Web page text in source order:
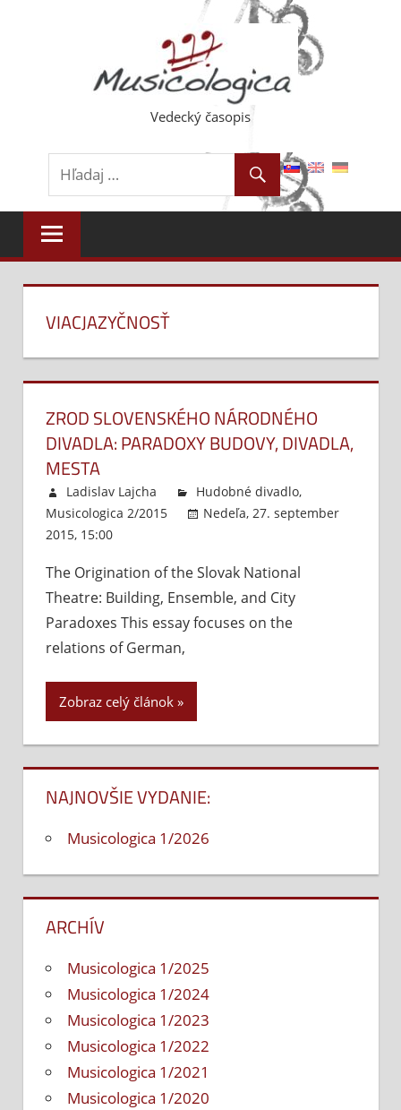
Vedecký časopis
VIACJAZYČNOSŤ
ZROD SLOVENSKÉHO NÁRODNÉHO
DIVADLA: PARADOXY BUDOVY, DIVADLA,
MESTA
Ladislav Lajcha Hudobné divadlo,
Musicologica 2/2015
Nedeľa, 27. september
2015, 15:00
Slovenského
národného
divadla:
The Origination of the Slovak National
Theatre: Building, Ensemble, and City
Paradoxes This essay focuses on the
relations of German,
Zobraz celý článok
NAJNOVŠIE VYDANIE:
Musicologica 1/2026
ARCHÍV
Musicologica 1/2025
Musicologica 1/2024
Musicologica 1/2023
Musicologica 1/2022
Musicologica 1/2021
Musicologica 1/2020